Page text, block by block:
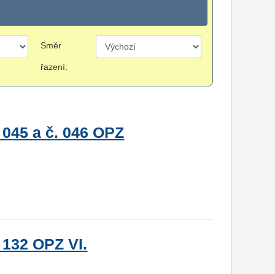
Směr
řazení:
a č. 046 OPZ
OPZ VI.